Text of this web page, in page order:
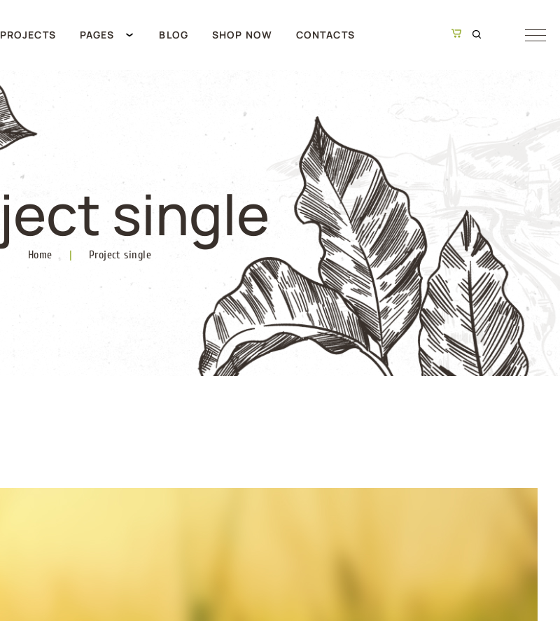
PROJECTS PAGES BLOG SHOP NOW CONTACTS
single
Home | Project single